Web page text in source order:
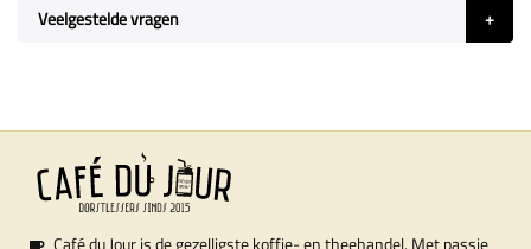
Veelgestelde vragen
Café du Jour is de gezelligste koffie- en theehandel. Met passie